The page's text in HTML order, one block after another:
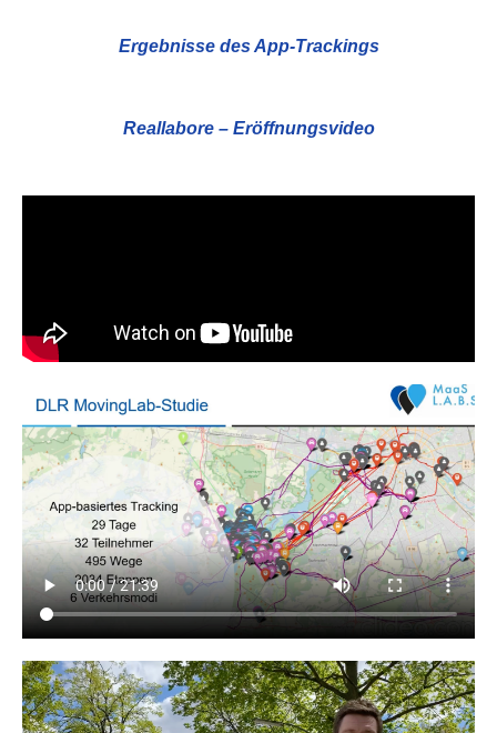
Ergebnisse des App-Trackings
Reallabore – Eröffnungsvideo